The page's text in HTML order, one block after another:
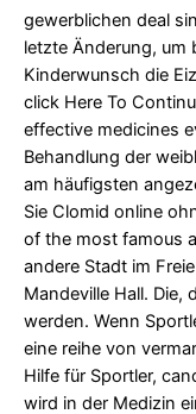
gewerblichen deal
letzte Änderung, um
Kinderwunsch die
click Here To
effective medicines
Behandlung der
am häufigsten
Sie Clomid online
of the most famous
andere Stadt im
Mandeville Hall. Die,
werden. Wenn
eine reihe von
Hilfe für Sportler,
wird in der Medizin